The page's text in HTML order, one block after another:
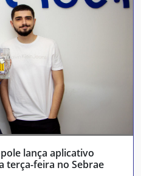
lança aplicativo
terça-feira no Sebrae